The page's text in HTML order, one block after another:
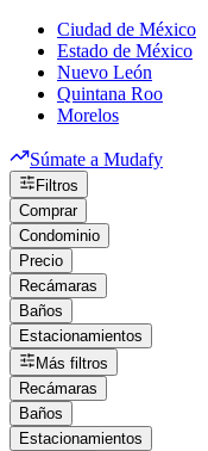
Ciudad de México
Estado de México
Nuevo León
Quintana Roo
Morelos
Súmate a Mudafy
Filtros
Comprar
Condominio
Precio
Recámaras
Baños
Estacionamientos
Más filtros
Recámaras
Baños
Estacionamientos